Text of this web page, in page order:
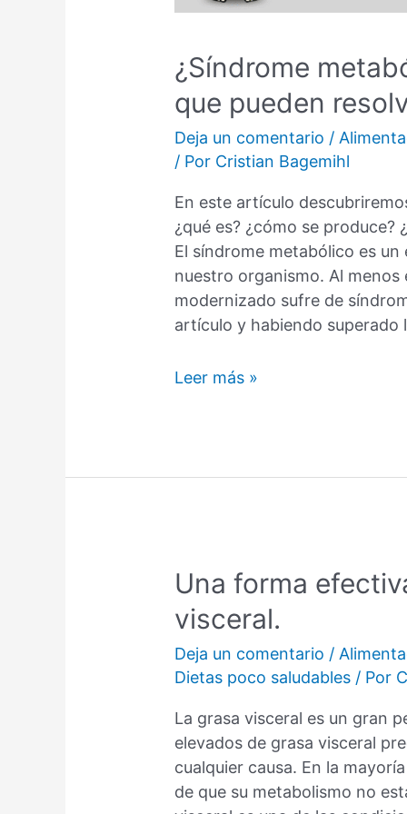
¿Síndrome
que pueden
Deja un comentario /
/ Por Cristian Bagemihl
En este artículo
¿qué es? ¿cómo se produce?
El síndrome metabólico es
nuestro organismo. Al menos
modernizado sufre de
artículo y habiendo superado
¿Síndrome
2
resolver
síndrome
metabólico
Leer más »
Una forma
visceral.
Deja un comentario /
Dietas poco saludables / Por
La grasa visceral es un gran
elevados de grasa visceral
cualquier causa. En la
de que su metabolismo no